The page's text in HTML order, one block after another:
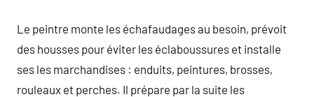
Le peintre monte les échafaudages au besoin, prévoit
des housses pour éviter les éclaboussures et installe
ses les marchandises : enduits, peintures, brosses,
rouleaux et perches. Il prépare par la suite les